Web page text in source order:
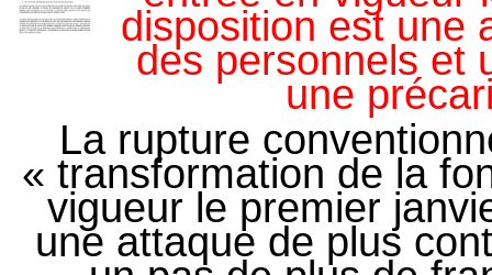
disposition est une
des personnels et
une
La rupture
« transformation de la
vigueur le premier
une attaque de plus